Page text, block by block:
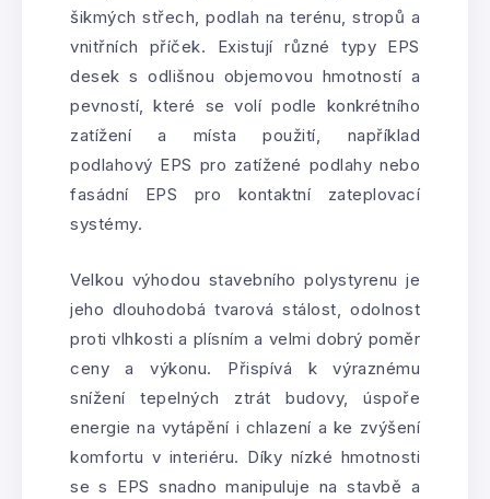
šikmých střech, podlah na terénu, stropů a
vnitřních příček. Existují různé typy EPS
desek s odlišnou objemovou hmotností a
pevností, které se volí podle konkrétního
zatížení a místa použití, například
podlahový EPS pro zatížené podlahy nebo
fasádní EPS pro kontaktní zateplovací
systémy.
Velkou výhodou stavebního polystyrenu je
jeho dlouhodobá tvarová stálost, odolnost
proti vlhkosti a plísním a velmi dobrý poměr
ceny a výkonu. Přispívá k výraznému
snížení tepelných ztrát budovy, úspoře
energie na vytápění i chlazení a ke zvýšení
komfortu v interiéru. Díky nízké hmotnosti
se s EPS snadno manipuluje na stavbě a